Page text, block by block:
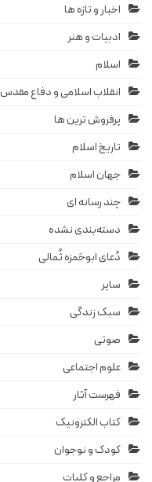
اخبار و تازه ها
ادبیات و هنر
اسلام
انقلاب اسلامی و دفاع مقدس
پرفروش ترین ها
تاریخ اسلام
جهان اسلام
چند رسانه ای
دسته‌بندی نشده
دُعای ابوحَمزه ثُمالی
سایر
سبک زندگی
صوتی
علوم اجتماعی
فهرست آثار
کتاب الکترونیک
کودک و نوجوان
مراجع و کلیات